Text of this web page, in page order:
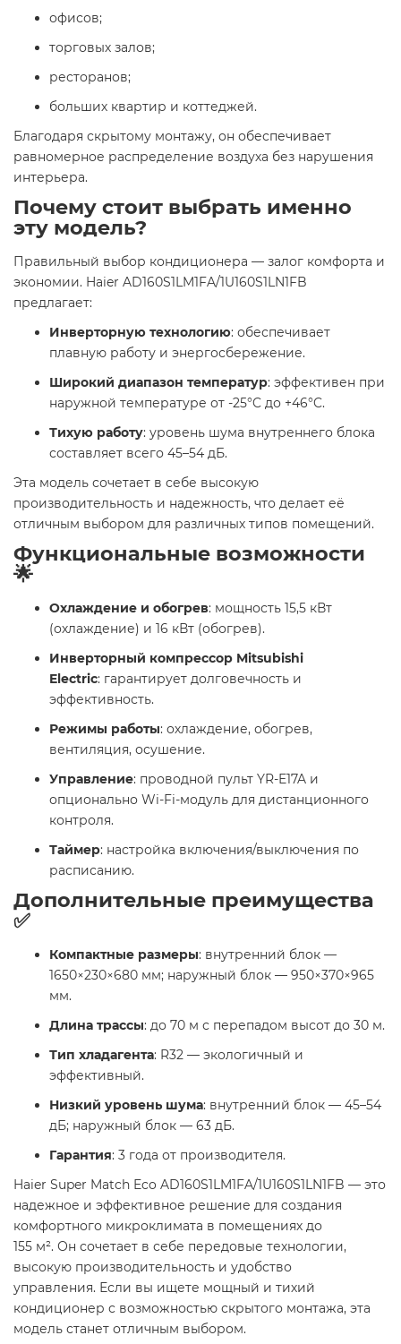
офисов;
торговых залов;
ресторанов;
больших квартир и коттеджей.
Благодаря скрытому монтажу, он обеспечивает
равномерное распределение воздуха без нарушения
интерьера.
Почему стоит выбрать именно
эту модель?
Правильный выбор кондиционера — залог комфорта и
экономии. Haier AD160S1LM1FA/1U160S1LN1FB
предлагает:
Инверторную технологию: обеспечивает
плавную работу и энергосбережение.
Широкий диапазон температур: эффективен при
наружной температуре от -25°C до +46°C.
Тихую работу: уровень шума внутреннего блока
составляет всего 45–54 дБ.
Эта модель сочетает в себе высокую
производительность и надежность, что делает её
отличным выбором для различных типов помещений.
Функциональные возможности
🌟
Охлаждение и обогрев: мощность 15,5 кВт
(охлаждение) и 16 кВт (обогрев).
Инверторный компрессор Mitsubishi
Electric: гарантирует долговечность и
эффективность.
Режимы работы: охлаждение, обогрев,
вентиляция, осушение.
Управление: проводной пульт YR-E17A и
опционально Wi-Fi-модуль для дистанционного
контроля.
Таймер: настройка включения/выключения по
расписанию.
Дополнительные преимущества
✅
Компактные размеры: внутренний блок —
1650×230×680 мм; наружный блок — 950×370×965
мм.
Длина трассы: до 70 м с перепадом высот до 30 м.
Тип хладагента: R32 — экологичный и
эффективный.
Низкий уровень шума: внутренний блок — 45–54
дБ; наружный блок — 63 дБ.
Гарантия: 3 года от производителя.
Haier Super Match Eco AD160S1LM1FA/1U160S1LN1FB — это
надежное и эффективное решение для создания
комфортного микроклимата в помещениях до
155 м². Он сочетает в себе передовые технологии,
высокую производительность и удобство
управления. Если вы ищете мощный и тихий
кондиционер с возможностью скрытого монтажа, эта
модель станет отличным выбором.